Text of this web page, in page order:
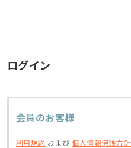
ログイン
会員のお客様
利用規約 および個人情報保護方針